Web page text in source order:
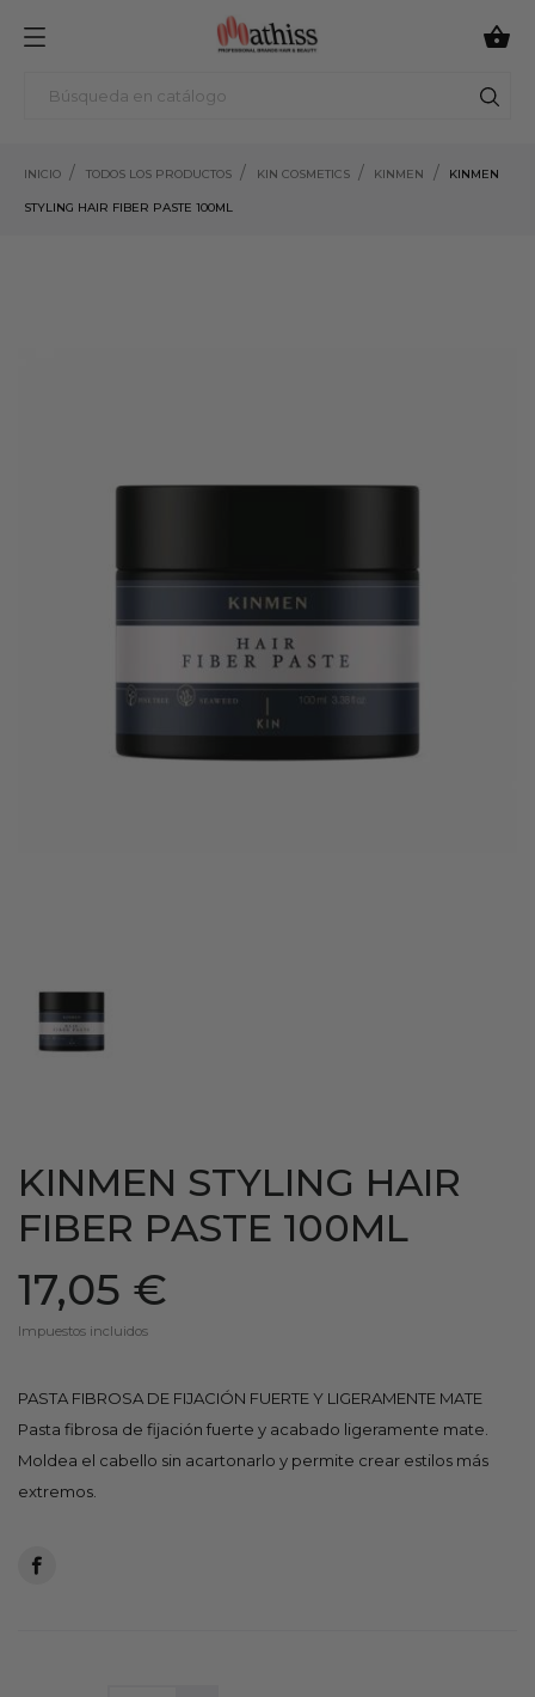

INICIO TODOS LOS PRODUCTOS KIN COSMETICS KINMEN KINMEN
STYLING HAIR FIBER PASTE 100ML
KINMEN STYLING HAIR
FIBER PASTE 100ML
17,05 €
Impuestos incluidos
PASTA FIBROSA DE FIJACIÓN FUERTE Y LIGERAMENTE MATE
Pasta fibrosa de fijación fuerte y acabado ligeramente mate.
Moldea el cabello sin acartonarlo y permite crear estilos más
extremos.